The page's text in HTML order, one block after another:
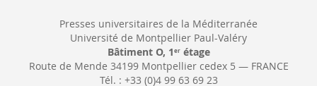
Presses universitaires de la Méditerranée
Université de Montpellier Paul-Valéry
Bâtiment O, 1 erétage
Route de Mende 34199 Montpellier cedex 5 — FRANCE
Tél. : +33 (0)4 99 63 69 23